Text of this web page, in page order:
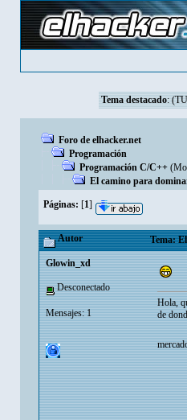
Tema destacado:
Foro de elhacker.net
Programación
Programación C/C++
El camino para
Páginas: [1]
Autor Tema:
Glowin_xd
Desconectado
Mensajes: 1
Hola,
de